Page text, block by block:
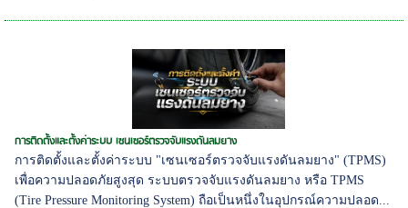
การติดตั้งและตั้งค่าระบบ เซนเซอร์ตรวจจับแรงดันลมยาง
การติดตั้งและตั้งค่าระบบ "เซนเซอร์ตรวจจับแรงดันลมยาง" (TPMS)
เพื่อความปลอดภัยสูงสุด ระบบตรวจจับแรงดันลมยาง หรือ TPMS
(Tire Pressure Monitoring System) ถือเป็นหนึ่งในอุปกรณ์ความปลอด...